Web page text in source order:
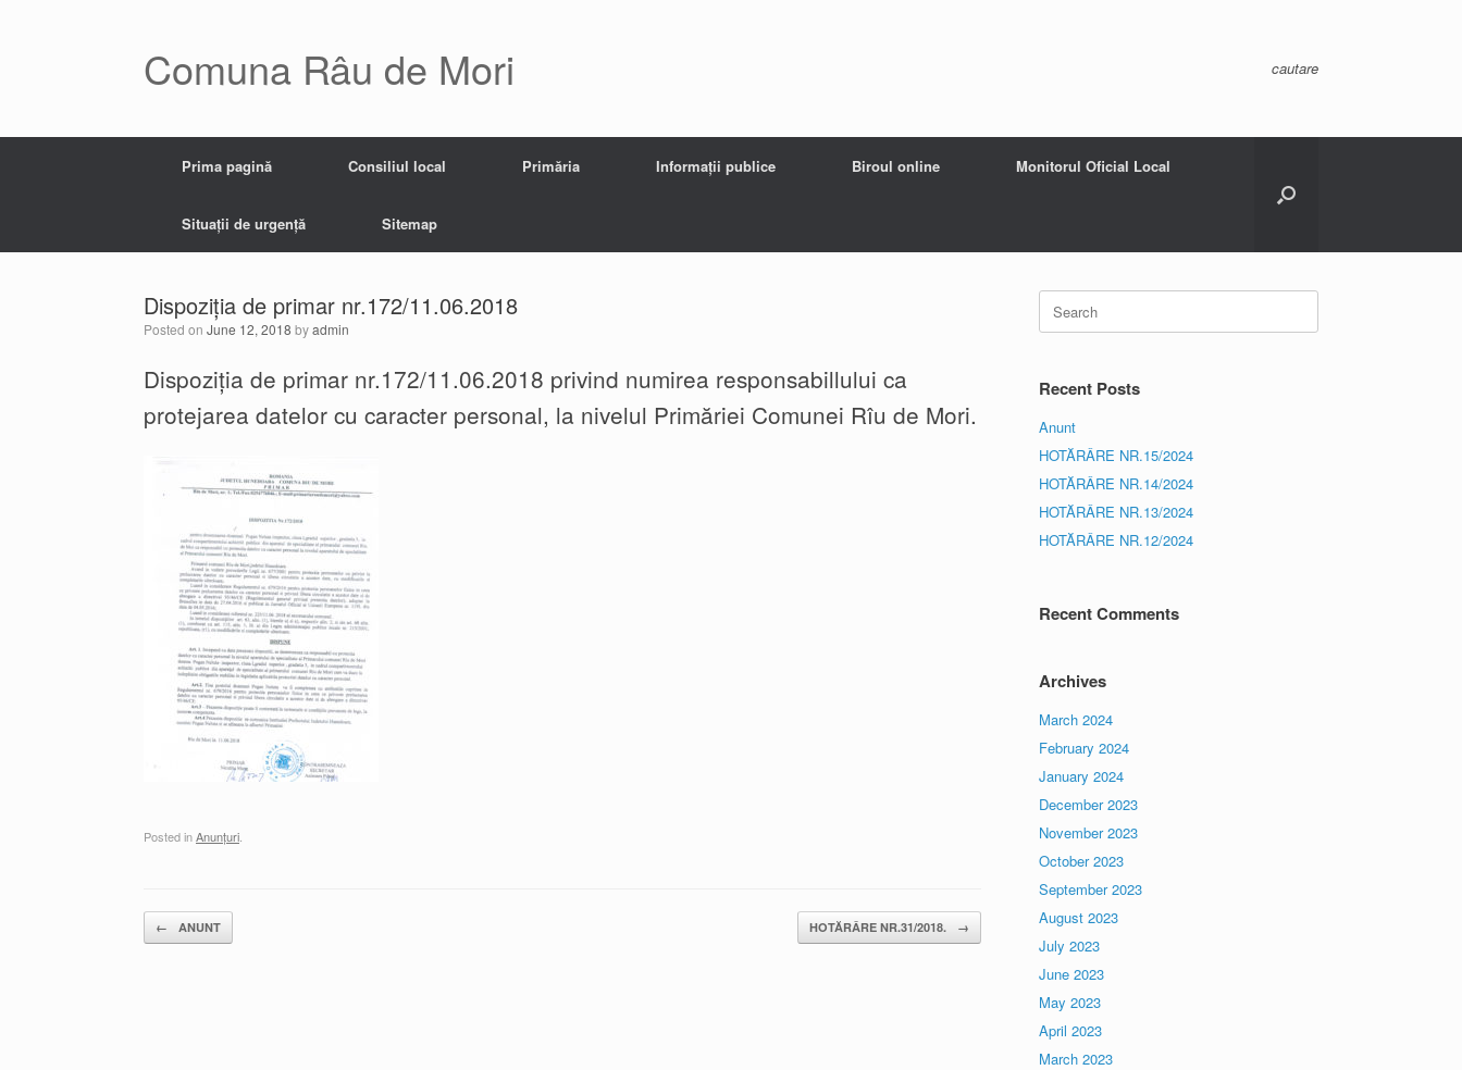
Comuna Râu de Mori cautare
Prima pagină Consiliul local Primăria Informații publice Biroul online Monitorul Oficial Local
Situații de urgență Sitemap
Dispoziția de primar nr.172/11.06.2018
Posted on June 12, 2018 byadmin
Dispoziția de primar nr.172/11.06.2018 privind numirea responsabillului ca
protejarea datelor cu caracter personal, la nivelul Primăriei Comunei Rîu de Mori.
Posted inAnunțuri
Post navigation
← ANUNT HOTĂRÂRE NR.31/2018. →
Search
for:
Recent Posts
Anunt
HOTĂRÂRE NR.15/2024
HOTĂRÂRE NR.14/2024
HOTĂRÂRE NR.13/2024
HOTĂRÂRE NR.12/2024
Recent Comments
Archives
March 2024
February 2024
January 2024
December 2023
November 2023
October 2023
September 2023
August 2023
July 2023
June 2023
May 2023
April 2023
March 2023